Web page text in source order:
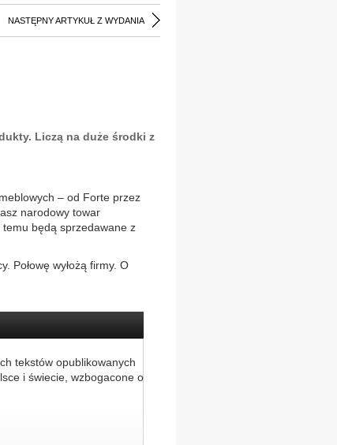
NASTĘPNY ARTYKUŁ Z WYDANIA
Liczą na duże środki z
– od Forte przez
narodowy towar
będą sprzedawane z
Połowę wyłożą firmy. O
tekstów opublikowanych
i świecie, wzbogacone o